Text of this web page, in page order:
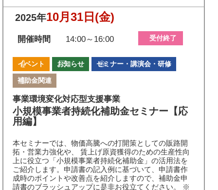
2025年10月31日 (金)
開催時間 14:00～16:00 受付終了
イベント お知らせ セミナー・講演会・研修
補助金関連
事業環境変化対応型支援事業
小規模事業者持続化補助金セミナー【応
用編】
本セミナーでは、物価高騰への打開策としての販路開
拓・営業力強化や、 賃上げ原資獲得のための生産性向
上に役立つ「小規模事業者持続化補助金」の活用法を
ご紹介します。申請書の記入例に基づいて、申請書作
成時のポイントや改善点を紹介しますので、補助金申
請書のブラッシュアップに是非お役立てください。 ※